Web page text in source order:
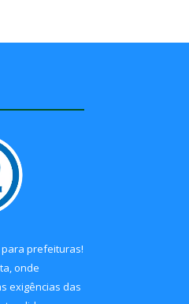
para prefeituras!
onde
exigências das